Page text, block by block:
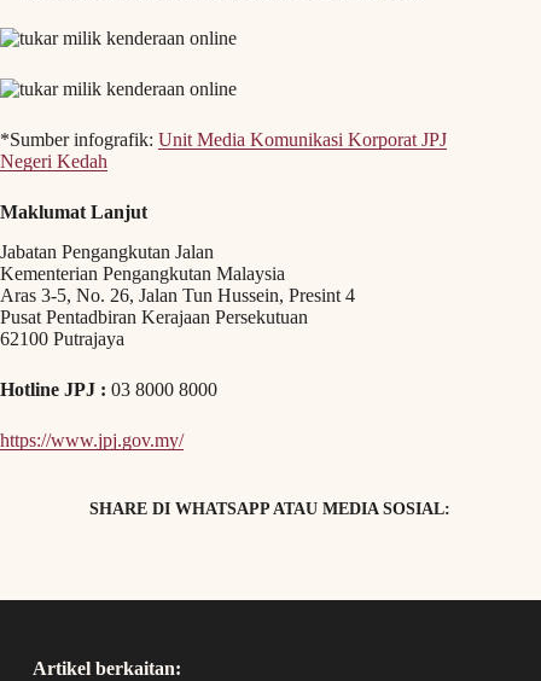
*Sumber infografik: Unit Media Komunikasi Korporat JPJ
Negeri Kedah
Maklumat Lanjut
Jabatan Pengangkutan Jalan
Kementerian Pengangkutan Malaysia
Aras 3-5, No. 26, Jalan Tun Hussein, Presint 4
Pusat Pentadbiran Kerajaan Persekutuan
62100 Putrajaya
Hotline JPJ : 03 8000 8000
https://www.jpj.gov.my/
SHARE DI WHATSAPP ATAU MEDIA SOSIAL:
Artikel berkaitan: